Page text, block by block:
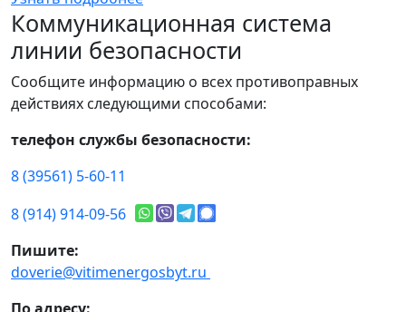
Коммуникационная система
линии безопасности
Сообщите информацию о всех противоправных
действиях следующими способами:
телефон службы безопасности:
8 (39561) 5-60-11
8 (914) 914-09-56
Пишите:
doverie@vitimenergosbyt.ru